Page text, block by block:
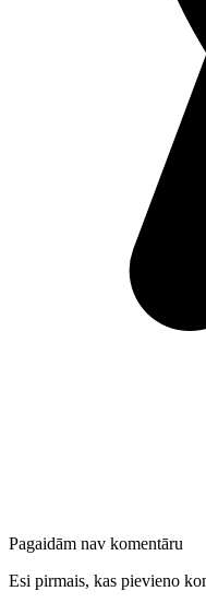
Pagaidām nav komentāru
Esi pirmais, kas pievieno